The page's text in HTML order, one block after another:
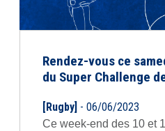
Rendez-vous ce
du Super Challenge
[Rugby] - 06/06/2023
Ce week-end des 10 et